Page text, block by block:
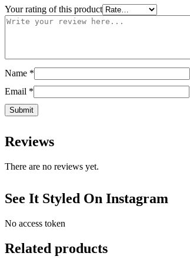
Your rating of this product
Name *
Email *
Reviews
There are no reviews yet.
See It Styled On Instagram
No access token
Related products